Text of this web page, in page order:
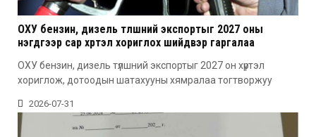
ОХУ бензин, дизель түлшний экспортыг 2027 оны
нэгдүгээр сар хүртэл хориглох шийдвэр гаргалаа
ОХУ бензин, дизель түлшний экспортыг 2027 он хүртэл
хориглож, дотоодын шатахууны хямралаа тогтворжуу
2026-07-31